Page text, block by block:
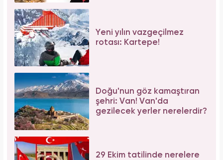
Yeni yılın vazgeçilmez
rotası: Kartepe!
Doğu'nun göz kamaştıran
şehri: Van! Van'da
gezilecek yerler nerelerdir?
29 Ekim tatilinde nerelere